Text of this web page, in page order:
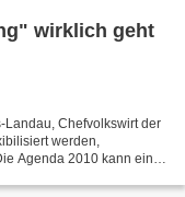
wirklich geht
Landau, Chefvolkswirt der
werden,
Agenda 2010 kann ein